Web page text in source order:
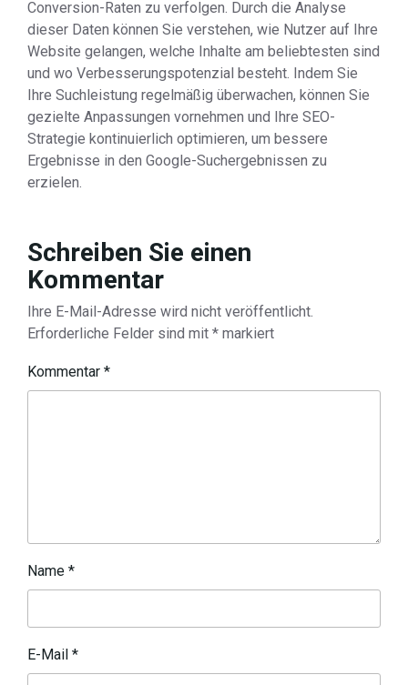
Conversion-Raten zu verfolgen. Durch die Analyse
dieser Daten können Sie verstehen, wie Nutzer auf Ihre
Website gelangen, welche Inhalte am beliebtesten sind
und wo Verbesserungspotenzial besteht. Indem Sie
Ihre Suchleistung regelmäßig überwachen, können Sie
gezielte Anpassungen vornehmen und Ihre SEO-
Strategie kontinuierlich optimieren, um bessere
Ergebnisse in den Google-Suchergebnissen zu
erzielen.
Schreiben Sie einen
Kommentar
Ihre E-Mail-Adresse wird nicht veröffentlicht.
Erforderliche Felder sind mit * markiert
Kommentar *
Name *
E-Mail *